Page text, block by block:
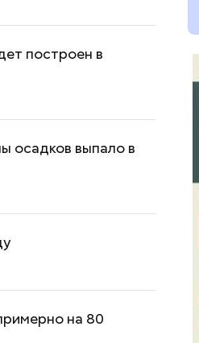
построен в
осадков выпало в
на 80